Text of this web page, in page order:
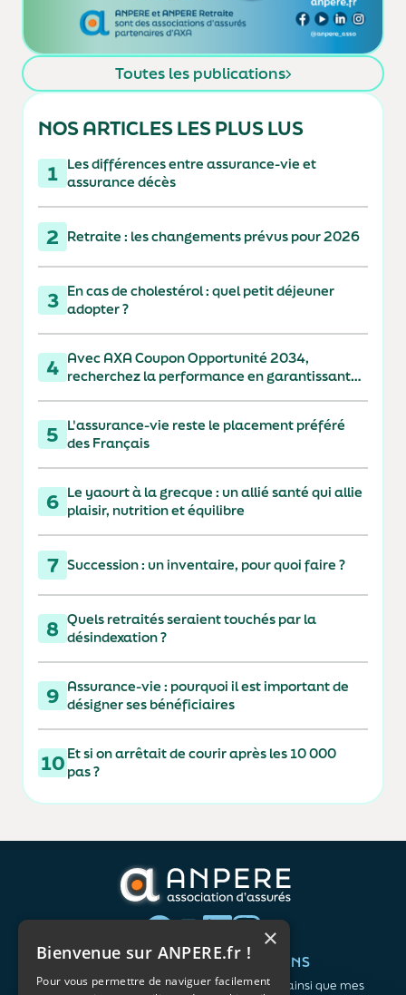
Toutes les publications
NOS ARTICLES LES PLUS LUS
1 Les différences entre assurance-vie et
assurance décès
2 Retraite : les changements prévus pour 2026
3 En cas de cholestérol : quel petit déjeuner
adopter ?
4 Avec AXA Coupon Opportunité 2034,
recherchez la performance en garantissant
5 L'assurance-vie reste le placement préféré
des Français
6 Le yaourt à la grecque : un allié santé qui allie
plaisir, nutrition et équilibre
7 Succession : un inventaire, pour quoi faire ?
8 Quels retraités seraient touchés par la
désindexation ?
9 Assurance-vie : pourquoi il est important de
désigner ses bénéficiaires
10 Et si on arrêtait de courir après les 10 000
pas ?
QUI SOMMES-NOUS ?
L'association
VOS BESOINS
Me protéger ainsi que mes
×
Bienvenue sur ANPERE.fr !
Pour vous permettre de naviguer facilement